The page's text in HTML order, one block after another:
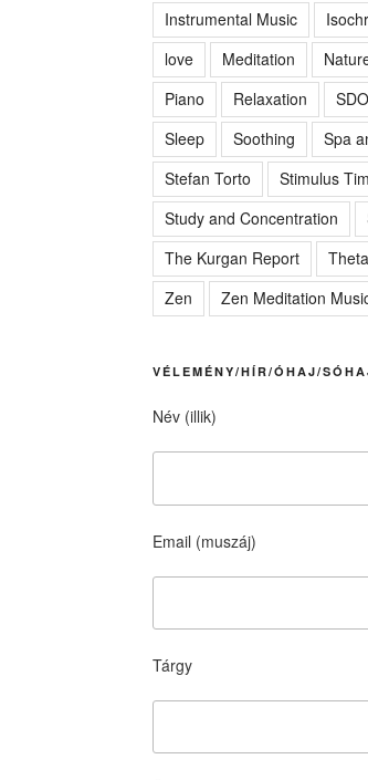
Instrumental Music
love
Meditation
Piano
Relaxation SDO
Sleep
Soothing
Spa
Stefan Torto
Stimulus
Study and Concentration
The Kurgan Report
Theta
Zen
Zen Meditation
VÉLEMÉNY/HÍR/ÓHAJ/
Név (illik)
Email (muszáj)
Tárgy